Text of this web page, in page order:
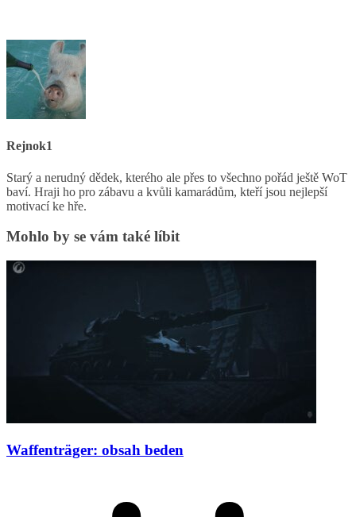
Rejnok1
Starý a nerudný dědek, kterého ale přes to všechno pořád ještě WoT
baví. Hraji ho pro zábavu a kvůli kamarádům, kteří jsou nejlepší
motivací ke hře.
Mohlo by se vám také líbit
Waffenträger: obsah beden